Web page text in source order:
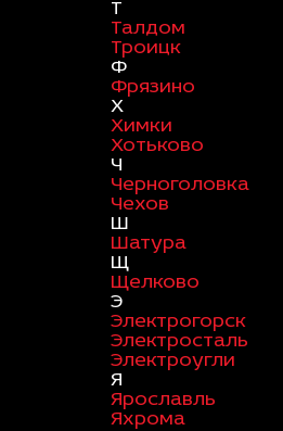
Т
Талдом
Троицк
Ф
Фрязино
Х
Химки
Хотьково
Ч
Черноголовка
Чехов
Ш
Шатура
Щ
Щелково
Э
Электрогорск
Электросталь
Электроугли
Я
Ярославль
Яхрома